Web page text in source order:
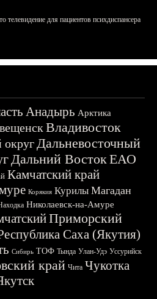
телевидение для пациентов психдиспансера
Анадырь Арктика
Владивосток
Дальневосточный
Дальний ВостокЕАО
Камчатский край
Корякия Курилы Магадан
Николаевск-на-Амуре
Приморский
Саха (Якутия)
Сибирь ТОФ Тында Улан-Удэ Уссурийск
край Чита Чукотка